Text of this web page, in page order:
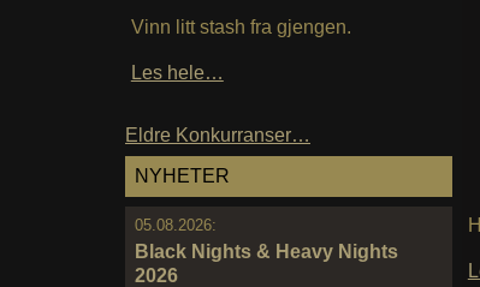
Vinn litt stash fra gjengen.
Les hele…
Eldre Konkurranser…
NYHETER
05.08.2026:
Black Nights & Heavy Nights
2026